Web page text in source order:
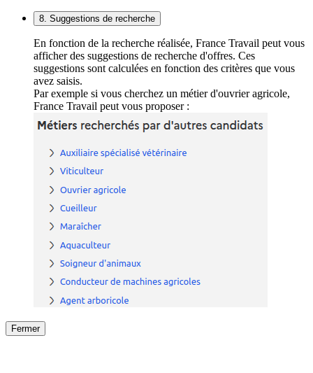
8. Suggestions de recherche
En fonction de la recherche réalisée, France Travail peut vous
afficher des suggestions de recherche d'offres. Ces
suggestions sont calculées en fonction des critères que vous
avez saisis.
Par exemple si vous cherchez un métier d'ouvrier agricole,
France Travail peut vous proposer :
Fermer